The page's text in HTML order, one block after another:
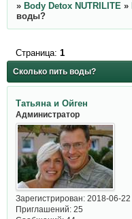
» Body Detox NUTRILITE »
воды?
Сколько пить воды?
Страница: 1
Татьяна и Ойген
Администратор
Зарегистрирован: 2018-06-22
Приглашений:25